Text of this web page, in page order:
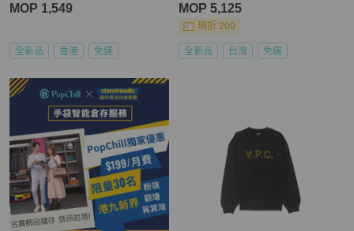
MOP 1,549
全新品 香港 免運
MOP 5,125
現折 200
全新品 台灣 免運